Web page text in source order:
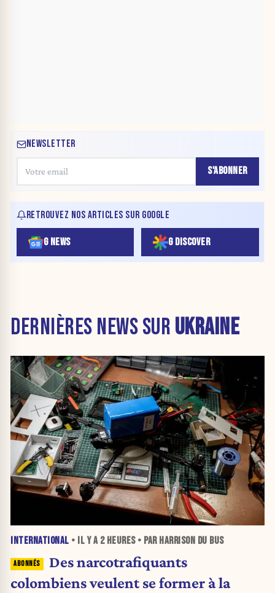
NEWSLETTER
S'ABONNER
RETROUVEZ NOS ARTICLES SUR GOOGLE
G NEWS G DISCOVER
DERNIÈRES NEWS SUR UKRAINE
INTERNATIONAL • IL Y A 2 HEURES• PAR HARRISON DU BUS
Des narcotrafiquants
colombiens veulent se former à la